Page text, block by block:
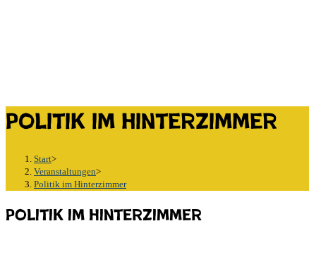
Politik im Hinterzimmer
Start>
Veranstaltungen>
Politik im Hinterzimmer
Politik im Hinterzimmer